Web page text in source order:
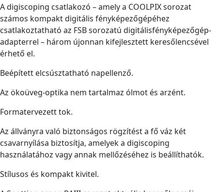
A digiscoping csatlakozó – amely a COOLPIX sorozat
számos kompakt digitális fényképezőgépéhez
csatlakoztatható az FSB sorozatú digitálisfényképezőgép-
adapterrel – három újonnan kifejlesztett keresőlencsével
érhető el.
Beépített elcsúsztatható napellenző.
Az ökoüveg-optika nem tartalmaz ólmot és arzént.
Formatervezett tok.
Az állványra való biztonságos rögzítést a fő váz két
csavarnyílása biztosítja, amelyek a digiscoping
használatához vagy annak mellőzéséhez is beállíthatók.
Stílusos és kompakt kivitel.